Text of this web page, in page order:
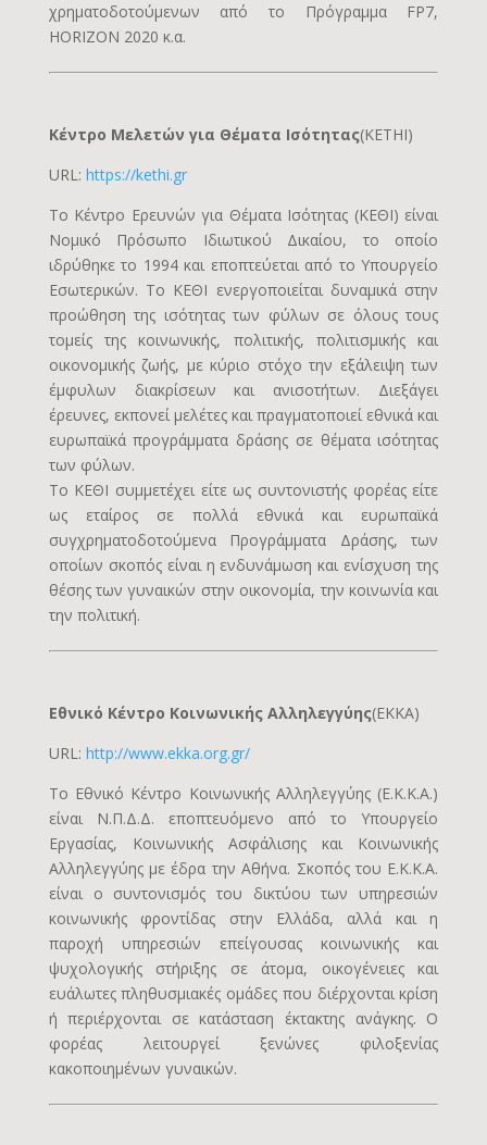
χρηματοδοτούμενων από το Πρόγραμμα FP7,
HORIZON 2020 κ.α.
Κέντρο Μελετών για Θέματα Ισότητας(KETHI)
URL: https://kethi.gr
Το Κέντρο Ερευνών για Θέματα Ισότητας (ΚΕΘΙ) είναι
Νομικό Πρόσωπο Ιδιωτικού Δικαίου, το οποίο
ιδρύθηκε το 1994 και εποπτεύεται από το Υπουργείο
Εσωτερικών. Το ΚΕΘΙ ενεργοποιείται δυναμικά στην
προώθηση της ισότητας των φύλων σε όλους τους
τομείς της κοινωνικής, πολιτικής, πολιτισμικής και
οικονομικής ζωής, με κύριο στόχο την εξάλειψη των
έμφυλων διακρίσεων και ανισοτήτων. Διεξάγει
έρευνες, εκπονεί μελέτες και πραγματοποιεί εθνικά και
ευρωπαϊκά προγράμματα δράσης σε θέματα ισότητας
των φύλων.
Το ΚΕΘΙ συμμετέχει είτε ως συντονιστής φορέας είτε
ως εταίρος σε πολλά εθνικά και ευρωπαϊκά
συγχρηματοδοτούμενα Προγράμματα Δράσης, των
οποίων σκοπός είναι η ενδυνάμωση και ενίσχυση της
θέσης των γυναικών στην οικονομία, την κοινωνία και
την πολιτική.
Εθνικό Κέντρο Κοινωνικής Αλληλεγγύης(EKKA)
URL: http://www.ekka.org.gr/
Το Εθνικό Κέντρο Κοινωνικής Αλληλεγγύης (Ε.Κ.Κ.Α.)
είναι Ν.Π.Δ.Δ. εποπτευόμενο από το Υπουργείο
Εργασίας, Κοινωνικής Ασφάλισης και Κοινωνικής
Αλληλεγγύης με έδρα την Αθήνα. Σκοπός του Ε.Κ.Κ.Α.
είναι ο συντονισμός του δικτύου των υπηρεσιών
κοινωνικής φροντίδας στην Ελλάδα, αλλά και η
παροχή υπηρεσιών επείγουσας κοινωνικής και
ψυχολογικής στήριξης σε άτομα, οικογένειες και
ευάλωτες πληθυσμιακές ομάδες που διέρχονται κρίση
ή περιέρχονται σε κατάσταση έκτακτης ανάγκης. Ο
φορέας λειτουργεί ξενώνες φιλοξενίας
κακοποιημένων γυναικών.